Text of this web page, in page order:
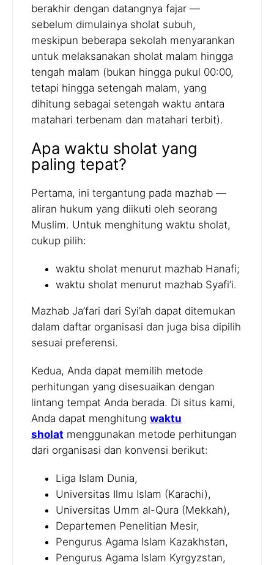
berakhir dengan datangnya fajar —
sebelum dimulainya sholat subuh,
meskipun beberapa sekolah menyarankan
untuk melaksanakan sholat malam hingga
tengah malam (bukan hingga pukul 00:00,
tetapi hingga setengah malam, yang
dihitung sebagai setengah waktu antara
matahari terbenam dan matahari terbit).
Apa waktu sholat yang
paling tepat?
Pertama, ini tergantung pada mazhab —
aliran hukum yang diikuti oleh seorang
Muslim. Untuk menghitung waktu sholat,
cukup pilih:
waktu sholat menurut mazhab Hanafi;
waktu sholat menurut mazhab Syafi’i.
Mazhab Ja’fari dari Syi’ah dapat ditemukan
dalam daftar organisasi dan juga bisa dipilih
sesuai preferensi.
Kedua, Anda dapat memilih metode
perhitungan yang disesuaikan dengan
lintang tempat Anda berada. Di situs kami,
Anda dapat menghitung waktu
sholat menggunakan metode perhitungan
dari organisasi dan konvensi berikut:
Liga Islam Dunia,
Universitas Ilmu Islam (Karachi),
Universitas Umm al-Qura (Mekkah),
Departemen Penelitian Mesir,
Pengurus Agama Islam Kazakhstan,
Pengurus Agama Islam Kyrgyzstan,